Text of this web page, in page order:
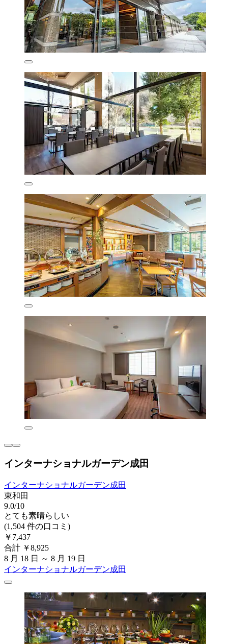
インターナショナルガーデン成田
インターナショナルガーデン成田
東和田
9.0/10
とても素晴らしい
(1,504 件の口コミ)
￥7,437
合計 ￥8,925
8 月 18 日 ～ 8 月 19 日
インターナショナルガーデン成田